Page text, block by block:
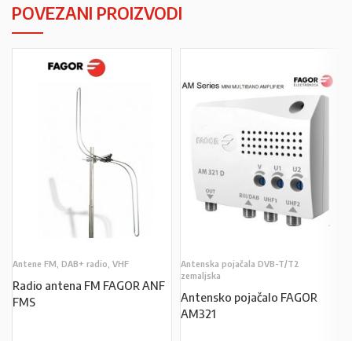
POVEZANI PROIZVODI
Antene FM, DAB+ radio, VHF
Radio antena FM FAGOR ANF
FMS
Antenska pojačala DVB-T/T2
zemaljska
Antensko pojačalo FAGOR
AM321